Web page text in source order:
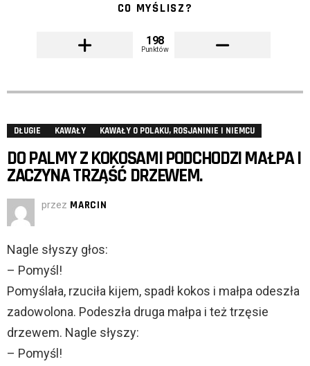
CO MYŚLISZ?
198
Punktów
DŁUGIE KAWAŁY KAWAŁY O POLAKU, ROSJANINIE I NIEMCU
DO PALMY Z KOKOSAMI PODCHODZI MAŁPA I
ZACZYNA TRZĄŚĆ DRZEWEM.
przez MARCIN
Nagle słyszy głos:
– Pomyśl!
Pomyślała, rzuciła kijem, spadł kokos i małpa odeszła
zadowolona. Podeszła druga małpa i też trzęsie
drzewem. Nagle słyszy:
– Pomyśl!